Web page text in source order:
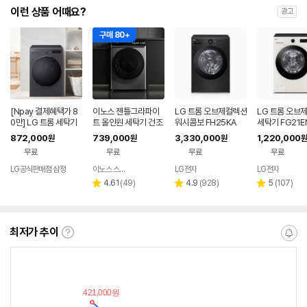
이런 상품 어때요? 광고
[Npay 결제혜택가 8
0만] LG 트롬 세탁기
F17NTPR
872,000원
무료
LG공식판매점 삼정
구매 80+
이노스 젠틀그라파이
트 올인원 세탁기 건조
기 일체형 세탁 10kg,
건조 7kg 방문설치
739,000원
무료
이노스 스토어
별 4.61 리
(49)
LG 트롬 오브제컬렉션
워시콤보 FH25KA
3,330,000원
무료
LG전자
별 4.9 리
(928)
LG 트롬 오브
세탁기
1,220,000원
무료
LG전자
별 5 리
(107)
최저가 추이
최
알